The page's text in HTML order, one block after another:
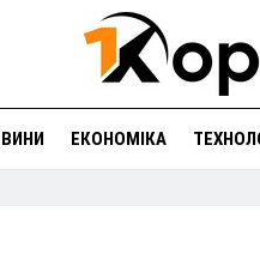
ЕКОНОМІКА